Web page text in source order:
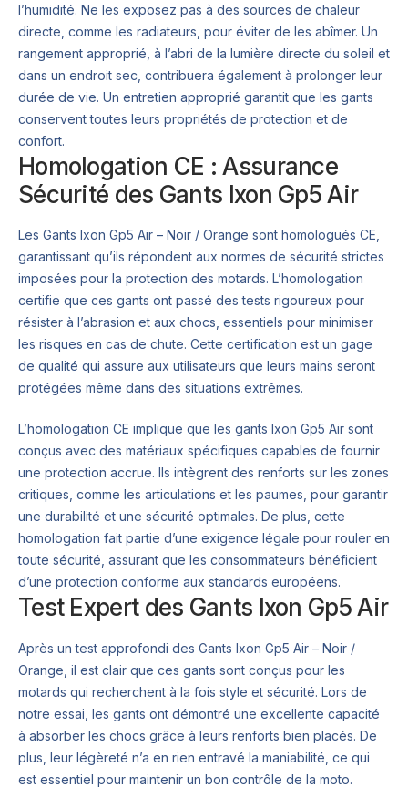
l’humidité. Ne les exposez pas à des sources de chaleur
directe, comme les radiateurs, pour éviter de les abîmer. Un
rangement approprié, à l’abri de la lumière directe du soleil et
dans un endroit sec, contribuera également à prolonger leur
durée de vie. Un entretien approprié garantit que les gants
conservent toutes leurs propriétés de protection et de
confort.
Homologation CE : Assurance
Sécurité des Gants Ixon Gp5 Air
Les Gants Ixon Gp5 Air – Noir / Orange sont homologués CE,
garantissant qu’ils répondent aux normes de sécurité strictes
imposées pour la protection des motards. L’homologation
certifie que ces gants ont passé des tests rigoureux pour
résister à l’abrasion et aux chocs, essentiels pour minimiser
les risques en cas de chute. Cette certification est un gage
de qualité qui assure aux utilisateurs que leurs mains seront
protégées même dans des situations extrêmes.
L’homologation CE implique que les gants Ixon Gp5 Air sont
conçus avec des matériaux spécifiques capables de fournir
une protection accrue. Ils intègrent des renforts sur les zones
critiques, comme les articulations et les paumes, pour garantir
une durabilité et une sécurité optimales. De plus, cette
homologation fait partie d’une exigence légale pour rouler en
toute sécurité, assurant que les consommateurs bénéficient
d’une protection conforme aux standards européens.
Test Expert des Gants Ixon Gp5 Air
Après un test approfondi des Gants Ixon Gp5 Air – Noir /
Orange, il est clair que ces gants sont conçus pour les
motards qui recherchent à la fois style et sécurité. Lors de
notre essai, les gants ont démontré une excellente capacité
à absorber les chocs grâce à leurs renforts bien placés. De
plus, leur légèreté n’a en rien entravé la maniabilité, ce qui
est essentiel pour maintenir un bon contrôle de la moto.